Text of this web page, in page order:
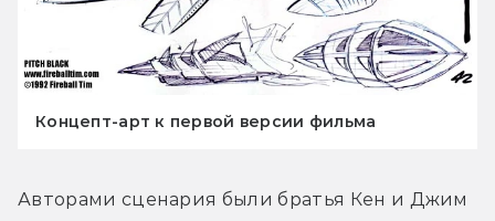
Концепт-арт к первой версии фильма
Авторами сценария были братья Кен и Джим